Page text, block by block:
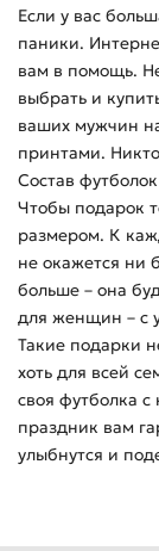
Если у вас
паники.
вам в помощь.
выбрать и
ваших мужчин
принтами.
Состав
Чтобы подарок
размером. К
не окажется ни
больше – она
для женщин – с
Такие подарки
хоть для всей
своя футболка
праздник вам
улыбнутся и